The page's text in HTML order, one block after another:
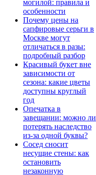
могилой: правила и
особенности
Почему цены на
сапфировые серьги в
Москве могут
отличаться в разы:
подробный разбор
Красивый букет вне
зависимости от
сезона: какие цветы
доступны круглый
год
Опечатка в
завещании: можно ли
потерять наследство
из-за одной буквы?
Сосед сносит
несущие стены: как
остановить
незаконную